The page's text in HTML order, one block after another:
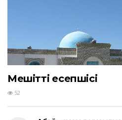
Мешіттің есепшісі
52